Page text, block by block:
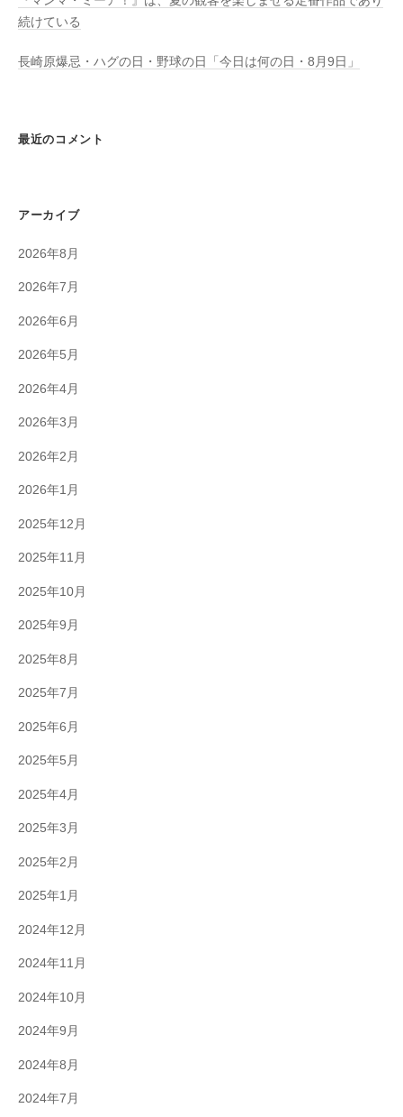
続けている
長崎原爆忌・ハグの日・野球の日「今日は何の日・8月9日」
最近のコメント
アーカイブ
2026年8月
2026年7月
2026年6月
2026年5月
2026年4月
2026年3月
2026年2月
2026年1月
2025年12月
2025年11月
2025年10月
2025年9月
2025年8月
2025年7月
2025年6月
2025年5月
2025年4月
2025年3月
2025年2月
2025年1月
2024年12月
2024年11月
2024年10月
2024年9月
2024年8月
2024年7月